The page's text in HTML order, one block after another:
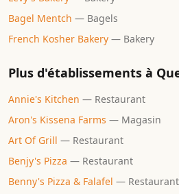
Bagel Mentch — Bagels
French Kosher Bakery — Bakery
Plus d'établissements à
Annie's Kitchen — Restaurant
Aron's Kissena Farms — Magasin
Art Of Grill — Restaurant
Benjy's Pizza — Restaurant
Benny's Pizza & Falafel — Restaurant